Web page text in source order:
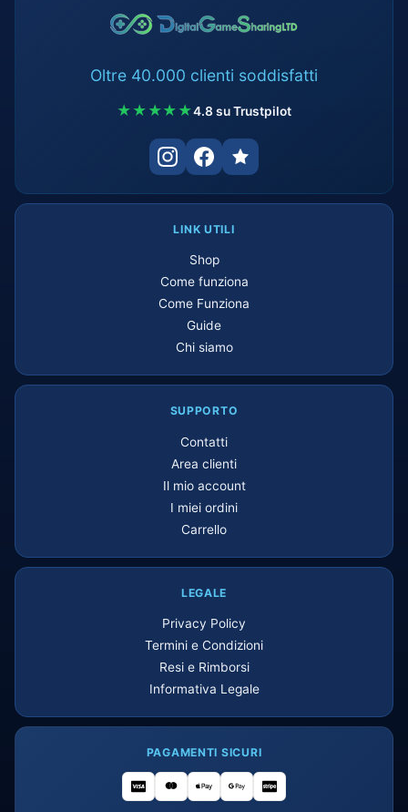
Oltre 40.000 clienti soddisfatti
★★★★★4.8 su Trustpilot
LINK UTILI
Shop
Come funziona
Come Funziona
Guide
Chi siamo
SUPPORTO
Contatti
Area clienti
Il mio account
I miei ordini
Carrello
LEGALE
Privacy Policy
Termini e Condizioni
Resi e Rimborsi
Informativa Legale
PAGAMENTI SICURI